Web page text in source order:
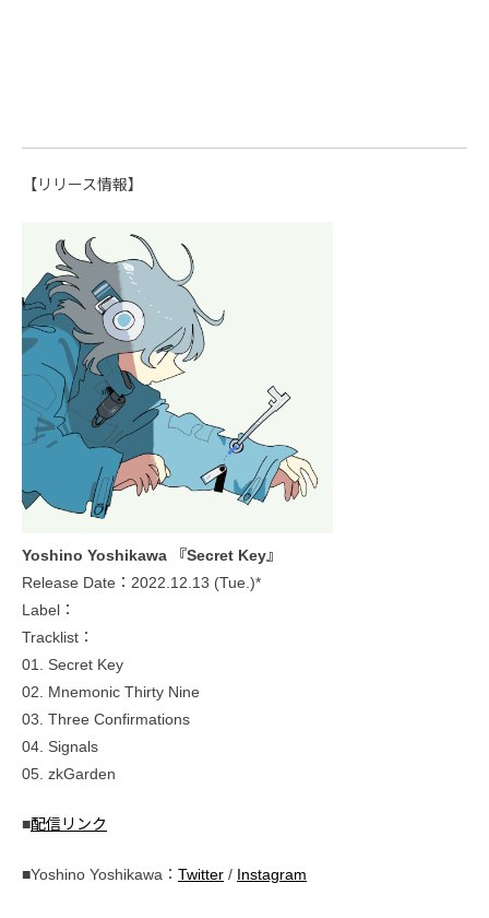
【リリース情報】
Yoshino Yoshikawa 『Secret Key』
Release Date：2022.12.13 (Tue.)*
Label：
Tracklist：
01. Secret Key
02. Mnemonic Thirty Nine
03. Three Confirmations
04. Signals
05. zkGarden
■配信リンク
■Yoshino Yoshikawa： Twitter / Instagram